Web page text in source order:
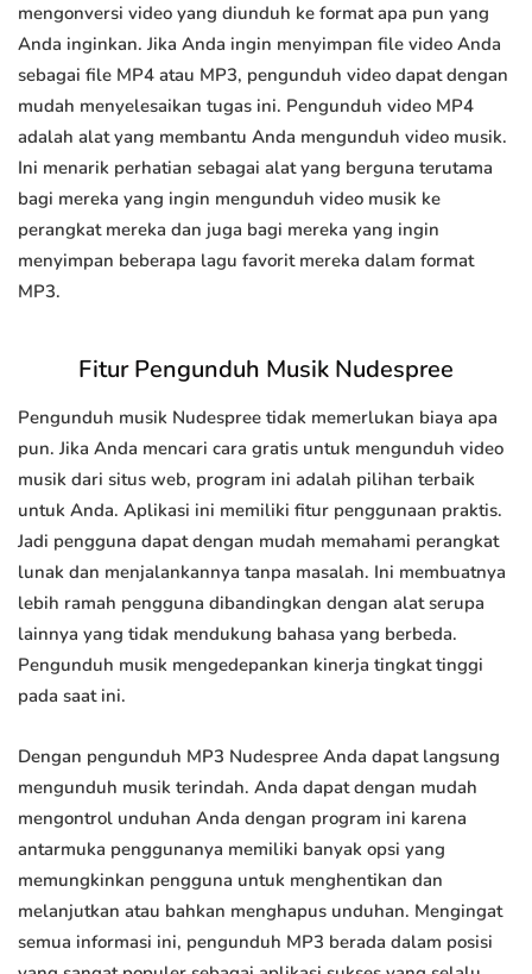
mengonversi video yang diunduh ke format apa pun yang
Anda inginkan. Jika Anda ingin menyimpan file video Anda
sebagai file MP4 atau MP3, pengunduh video dapat dengan
mudah menyelesaikan tugas ini. Pengunduh video MP4
adalah alat yang membantu Anda mengunduh video musik.
Ini menarik perhatian sebagai alat yang berguna terutama
bagi mereka yang ingin mengunduh video musik ke
perangkat mereka dan juga bagi mereka yang ingin
menyimpan beberapa lagu favorit mereka dalam format
MP3.
Fitur Pengunduh Musik Nudespree
Pengunduh musik Nudespree tidak memerlukan biaya apa
pun. Jika Anda mencari cara gratis untuk mengunduh video
musik dari situs web, program ini adalah pilihan terbaik
untuk Anda. Aplikasi ini memiliki fitur penggunaan praktis.
Jadi pengguna dapat dengan mudah memahami perangkat
lunak dan menjalankannya tanpa masalah. Ini membuatnya
lebih ramah pengguna dibandingkan dengan alat serupa
lainnya yang tidak mendukung bahasa yang berbeda.
Pengunduh musik mengedepankan kinerja tingkat tinggi
pada saat ini.
Dengan pengunduh MP3 Nudespree Anda dapat langsung
mengunduh musik terindah. Anda dapat dengan mudah
mengontrol unduhan Anda dengan program ini karena
antarmuka penggunanya memiliki banyak opsi yang
memungkinkan pengguna untuk menghentikan dan
melanjutkan atau bahkan menghapus unduhan. Mengingat
semua informasi ini, pengunduh MP3 berada dalam posisi